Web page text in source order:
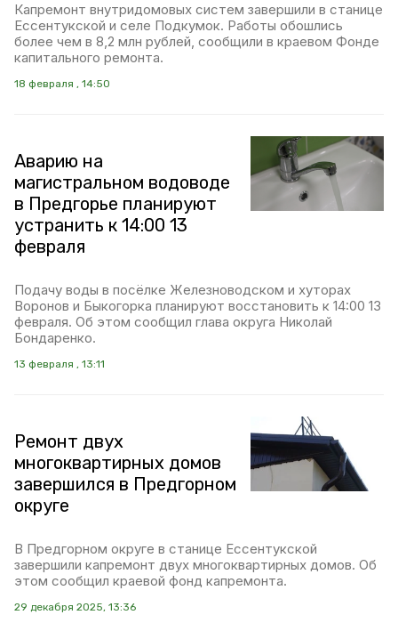
Капремонт внутридомовых систем завершили в станице
Ессентукской и селе Подкумок. Работы обошлись
более чем в 8,2 млн рублей, сообщили в краевом Фонде
капитального ремонта.
18 февраля , 14:50
Аварию на
магистральном водоводе
в Предгорье планируют
устранить к 14:00 13
февраля
Подачу воды в посёлке Железноводском и хуторах
Воронов и Быкогорка планируют восстановить к 14:00 13
февраля. Об этом сообщил глава округа Николай
Бондаренко.
13 февраля , 13:11
Ремонт двух
многоквартирных домов
завершился в Предгорном
округе
В Предгорном округе в станице Ессентукской
завершили капремонт двух многоквартирных домов. Об
этом сообщил краевой фонд капремонта.
29 декабря 2025, 13:36